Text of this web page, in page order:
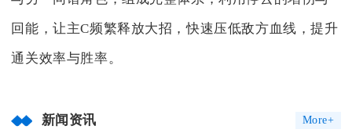
回能，让主C频繁释放大招，快速压低敌方血线，提升
通关效率与胜率。
新闻资讯 More+